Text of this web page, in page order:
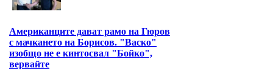
Американците дават рамо на Гюров
с мачкането на Борисов. "Васко"
изобщо не е кинтосвал "Бойко",
вервайте